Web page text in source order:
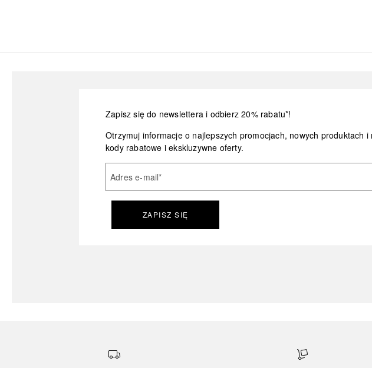
Zapisz się do newslettera i odbierz 20% rabatu*!
Otrzymuj informacje o najlepszych promocjach, nowych produktach i
kody rabatowe i ekskluzywne oferty.
Adres e-mail*
ZAPISZ SIĘ